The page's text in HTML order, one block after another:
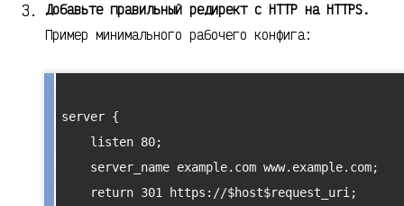
Добавьте правильный редирект с HTTP на HTTPS.
Пример минимального рабочего конфига:
server {